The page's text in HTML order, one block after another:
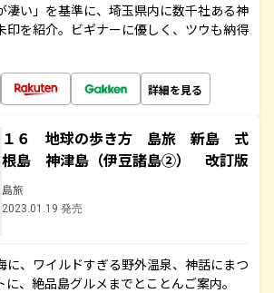
凄い」を基準に、埼玉県内に数千社ある神
印を紹介。ビギナーに優しく、ツウも納得
詳細を見る
１６ 地球の歩き方 島旅 新島 式
根島 神津島（伊豆諸島②） 改訂版
島旅
2023.01.19 発売
に、ワイルドすぎる野外温泉、神話にまつ
、絶品島グルメまでとことんご案内。